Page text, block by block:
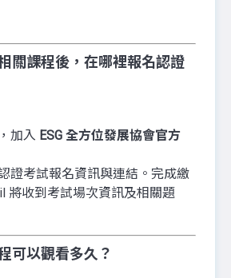
關課程後，在哪裡報名認證
加入 ESG 全方位發展協會官方
證考試報名資訊與連結。完成繳
將收到考試場次資訊及相關題
可以觀看多久？